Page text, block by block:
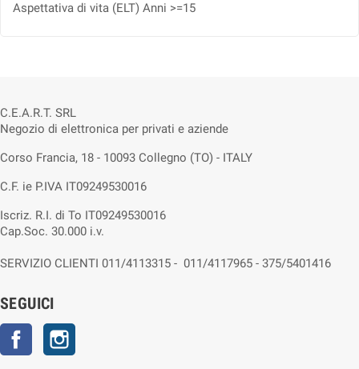
Aspettativa di vita (ELT) Anni >=15
C.E.A.R.T. SRL
Negozio di elettronica per privati e aziende
Corso Francia, 18 - 10093 Collegno (TO) - ITALY
C.F. ie P.IVA IT09249530016
Iscriz. R.I. di To IT09249530016
Cap.Soc. 30.000 i.v.
SERVIZIO CLIENTI 011/4113315 - 011/4117965 - 375/5401416
SEGUICI
Facebook